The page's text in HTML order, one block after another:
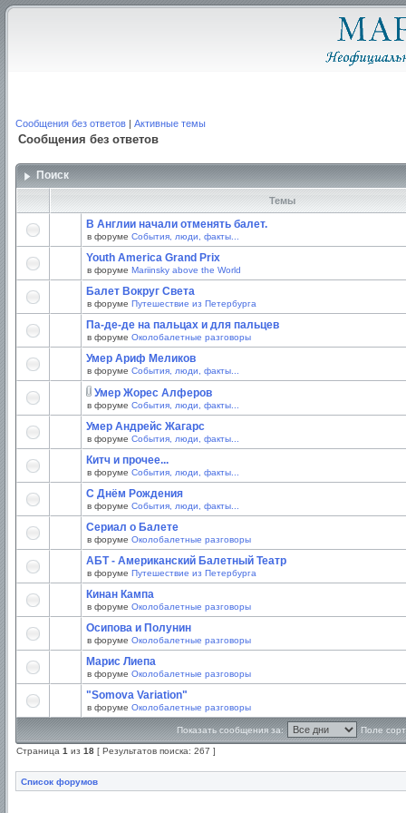
Сообщения без ответов | Активные темы
Сообщения без ответов
Поиск
Темы
В Англии начали отменять балет.
в форуме События, люди, факты...
Youth America Grand Prix
в форуме Mariinsky above the World
Балет Вокруг Света
в форуме Путешествие из Петербурга
Па-де-де на пальцах и для пальцев
в форуме Околобалетные разговоры
Умер Ариф Меликов
в форуме События, люди, факты...
Умер Жорес Алферов
в форуме События, люди, факты...
Умер Андрейс Жагарс
в форуме События, люди, факты...
Китч и прочее...
в форуме События, люди, факты...
С Днём Рождения
в форуме События, люди, факты...
Сериал о Балете
в форуме Околобалетные разговоры
АБТ - Американский Балетный Театр
в форуме Путешествие из Петербурга
Кинан Кампа
в форуме Околобалетные разговоры
Осипова и Полунин
в форуме Околобалетные разговоры
Марис Лиепа
в форуме Околобалетные разговоры
"Somova Variation"
в форуме Околобалетные разговоры
Показать сообщения за: Поле
Страница 1 из 18 [ Результатов поиска: 267 ]
Список форумов